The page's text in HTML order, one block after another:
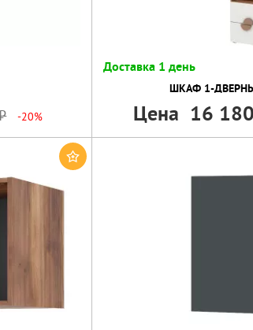
-20%
Доставка 1 день
ШКАФ 1-
Цена 16 180